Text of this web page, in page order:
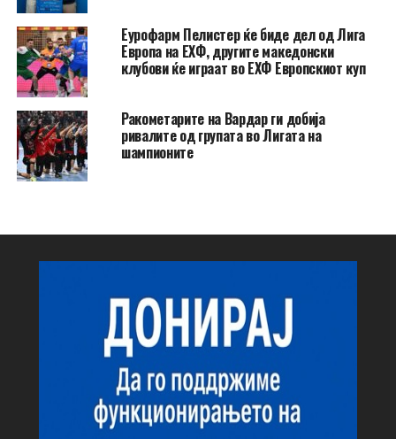
Еурофарм Пелистер ќе биде дел од Лига
Европа на ЕХФ, другите македонски
клубови ќе играат во ЕХФ Европскиот куп
Ракометарите на Вардар ги добија
ривалите од групата во Лигата на
шампионите